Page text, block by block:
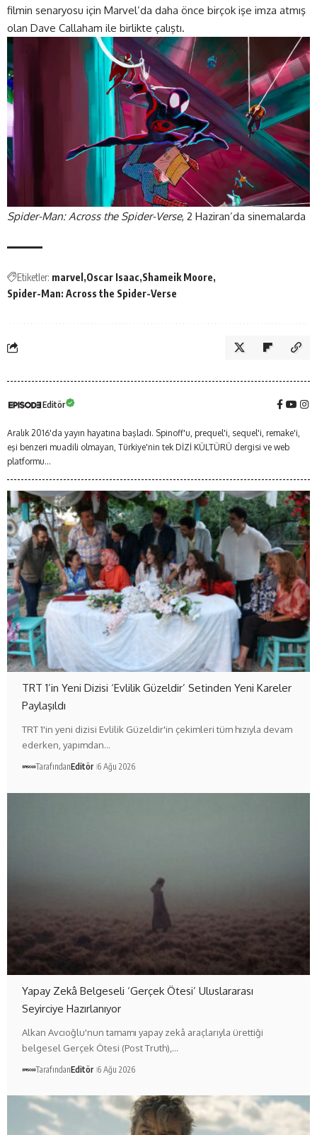
filmin senaryosu için Marvel’da daha önce birçok işe imza atmış
olan Dave Callaham ile birlikte çalıştı.
Spider-Man: Across the Spider-Verse, 2 Haziran’da sinemalarda
Etiketler: marvel Oscar Isaac Shameik Moore
Spider-Man: Across the Spider-Verse
Editör
Aralık 2016'da yayın hayatına başladı. Spinoff'u, prequel'i, sequel'i, remake'i,
eşi benzeri muadili olmayan, Türkiye'nin tek DİZİ KÜLTÜRÜ dergisi ve web
platformu...
TRT 1’in Yeni Dizisi ‘Evlilik Güzeldir’ Setinden Yeni Kareler
Paylaşıldı
TRT 1'in yeni dizisi Evlilik Güzeldir'in çekimleri tüm hızıyla devam
ederken, yapımdan…
TarafındanEditör 6 Ağu 2026
Yapay Zekâ Belgeseli ‘Gerçek Ötesi’ Uluslararası
Seyirciye Hazırlanıyor
Alkan Avcıoğlu'nun tamamı yapay zekâ araçlarıyla ürettiği
belgesel Gerçek Ötesi (Post Truth),…
TarafındanEditör 6 Ağu 2026